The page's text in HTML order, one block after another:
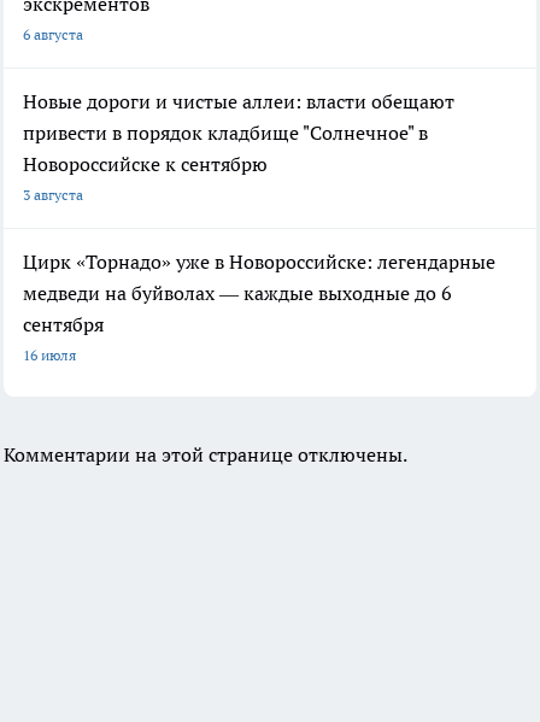
6 августа
Новые дороги и чистые аллеи: власти обещают
привести в порядок кладбище "Солнечное" в
Новороссийске к сентябрю
3 августа
Цирк «Торнадо» уже в Новороссийске: легендарные
медведи на буйволах — каждые выходные до 6
сентября
16 июля
Комментарии на этой странице отключены.